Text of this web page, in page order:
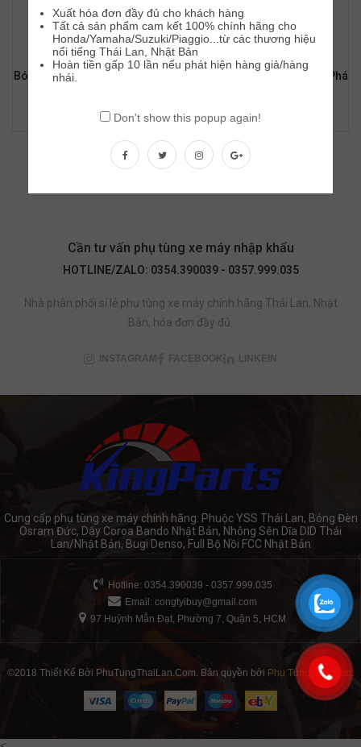
Bóng Đèn Xe Máy AB/Wave RS (LED OSRAM HS1) Tăng Sáng Phá
135,000
Cần tư vấn phụ tùng xe máy nhập khẩu
HOTLINE/ZALO: 0354.390039 - 0357.999.035
Nhà phân phối sỉ lẻ phụ tùng xe máy chính hãng Thái Lan, Nhật
Bản, hóa đơn đầy đủ.
INSTAGRAM FACEBOOK LINKEIN
Cung cấp phụ tùng xe máy chính hãng: Phuộc YSS Thái Lan, Bóng Đèn
Osram Đức, Dây Coroa Bando Nhật Bản, Nhông Sên Dĩa DID Thái
Lan/Nhật Bản, Bugi Denso, Full Bộ Nồi FCC Nhật Bản
Hotline: 0354.390039 - 0357.999.035
Email: congtyibuy@gmail.com
97 Huỳnh Mẫn Đạt, Phường 7, Quận 5, HCM
©2018 Thiết Kế Bởi PhuTungThaiLan.Com. Bản quyền bởi Phụ Tùng Thái Lan.
Xuất hóa đơn đầy đủ cho khách hàng
Tất cả sản phẩm cam kết 100% chính hãng cho
Honda/Yamaha/Suzuki/Piaggio...từ các thương hiệu
nổi tiếng Thái Lan, Nhật Bản
Hoàn tiền gấp 10 lần nếu phát hiện hàng giả/hàng
nhái.
Don't show this popup again!